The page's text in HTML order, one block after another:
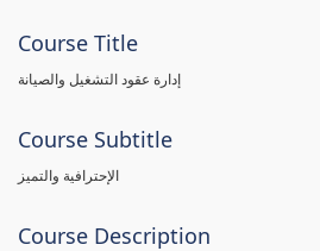
Course Title
إدارة عقود التشغيل والصيانة
Course Subtitle
الإحترافية والتميز
Course Description